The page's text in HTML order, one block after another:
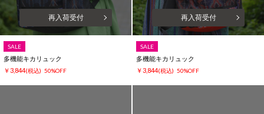
再入荷受付
SALE
多機能キカリュック
￥3,844(税込) 50%OFF
再入荷受付
SALE
多機能キカリュック
￥3,844(税込) 50%OFF